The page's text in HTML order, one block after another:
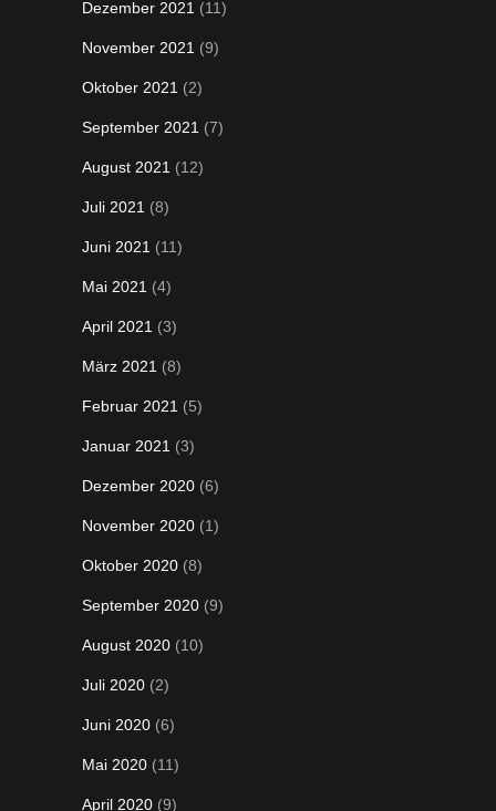
Dezember 2021 (11)
November 2021 (9)
Oktober 2021 (2)
September 2021 (7)
August 2021 (12)
Juli 2021 (8)
Juni 2021 (11)
Mai 2021 (4)
April 2021 (3)
März 2021 (8)
Februar 2021 (5)
Januar 2021 (3)
Dezember 2020 (6)
November 2020 (1)
Oktober 2020 (8)
September 2020 (9)
August 2020 (10)
Juli 2020 (2)
Juni 2020 (6)
Mai 2020 (11)
April 2020 (9)